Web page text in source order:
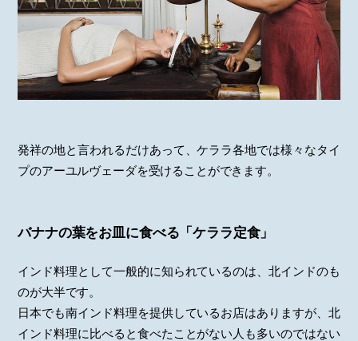
発祥の地と言われるだけあって、ケララ各地では様々なタイ
プのアーユルヴェーダを受けることができます。
バナナの葉をお皿に食べる「ケララ定食」
インド料理として一般的に知られているのは、北インドのも
のが大半です。
日本でも南インド料理を提供しているお店はありますが、北
インド料理に比べると食べたことがない人も多いのではない